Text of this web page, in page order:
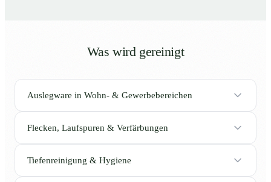
Was wird gereinigt
Auslegware in Wohn- & Gewerbebereichen
Flecken, Laufspuren & Verfärbungen
Tiefenreinigung & Hygiene